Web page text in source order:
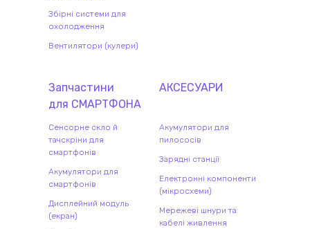
Збірні системи для
охолодження
Вентилятори (кулери)
Запчастини
для СМАРТФОНА
Сенсорне скло й
тачскріни для
смартфонів
Акумулятори для
смартфонів
Дисплейний модуль
(екран)
АКСЕСУАРИ
Акумулятори для
пилососів
Зарядні станції
Електронні компоненти
(мікросхеми)
Мережеві шнури та
кабелі живлення